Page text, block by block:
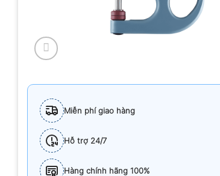
Miễn phí giao hàng
Hỗ trợ 24/7
Hàng chính hãng 100%